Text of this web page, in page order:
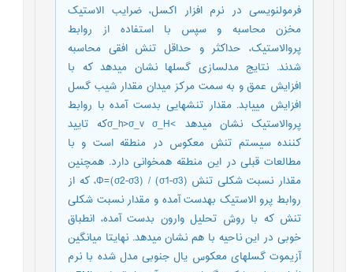
فرمول‎نویسی در نرم افزار اکسل، ضرایب الاستیک
مخزن محاسبه و سپس با استفاده از روابط
پروالاستیک، حداکثر و حداقل تنش افقی محاسبه
شدند. نتایج مدل‎سازی گسل‎ها نشان می‎دهد که با
افزایش عمق و به سمت مرکز میدان مقدار شیب گسل
افزایش می‎یابد. مقدار تنش‎هایی بدست آمده با روابط
پروالاستیک نشان می‎دهد >σ_h>σ_v σ_Hکه تایید
کننده سیستم تنش معکوس در منطقه است و با
مطالعات قبلی در این منطقه همخوانی دارد. همچنین
مقدار نسبت شکلی تنش Φ=(σ2-σ3) / (σ1-σ3)، که از
روابط پرو الاستیک به‎دست آمده و مقدار نسبت شکلی
تنش که با روش تحلیل وارون بدست آمده، انطباق
خوبی در این ناحیه با هم نشان می‎دهد. نهایتا میانگین
آزیموت گسل‎های معکوس یال جنوبی مدل شده با نرم